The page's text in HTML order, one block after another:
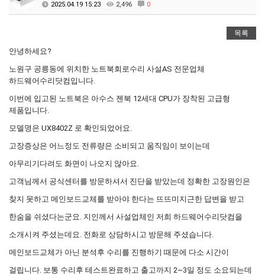
2025.04.19 15:23 2,496 0
목록
안녕하세요?
노원구 공릉동에 위치한 노트북회로수리 사설AS 전문업체
하드웨어수리닷컴입니다.
이번에 입고된 노트북은 아수스 젠북 12세대 CPU가 장착된 고급형
제품입니다.
모델명은 UX8402Z 로 확인되었어요.
고장증상은 어느정도 전류량은 소비되고 움직임이 보이는데
아무리기다려도 화면이 나오지 않아요.
고객님께서 공식센터를 방문하셔서 진단을 받았는데 정확한 고장원인은
찾지 못하고 메인보드교체를 받아야 한다는 뜨뜨미지근한 답변을 받고
한숨을 쉬셨다는군요. 지인께서 사설업체인 저희 하드웨어수리닷컴을
소개시켜 주셨는데요. 전화로 상담하시고 방문해 주셨습니다.
메인보드교체가 아닌 분석후 수리를 진행하기 때문에 다소 시간이
걸립니다. 보통 수리후 테스트완료하고 출고까지 2~3일 정도 소요되는데